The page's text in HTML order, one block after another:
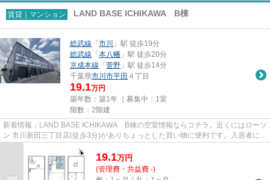
賃貸｜マンション LAND BASE ICHIKAWA B棟
総武線 「 市川
」駅 徒歩19分
総武線 「 本八幡 」駅 徒歩20分
京成本線 「 菅野 」駅 徒歩14分
千葉県市川市平田 ４丁目
19.1万円
築年数：築1年 ｜募集中： 1室
階数：2階建
新着情報：LAND BASE ICHIKAWA B棟の空室情報ならコチラ。近くにはローソ
ン 市川新田三丁目店(徒歩3分)がありちょっとした買い物に便利です。入居者にと
19.1万円
(管理費・共益費 -)